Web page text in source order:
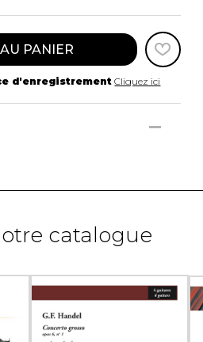
PANIER
d'enregistrement Cliquez ici
catalogue